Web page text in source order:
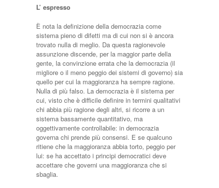
L’ espresso
È nota la definizione della democrazia come
sistema pieno di difetti ma di cui non si è ancora
trovato nulla di meglio. Da questa ragionevole
assunzione discende, per la maggior parte della
gente, la convinzione errata che la democrazia (il
migliore o il meno peggio dei sistemi di governo) sia
quello per cui la maggioranza ha sempre ragione.
Nulla di più falso. La democrazia è il sistema per
cui, visto che è difficile definire in termini qualitativi
chi abbia più ragione degli altri, si ricorre a un
sistema bassamente quantitativo, ma
oggettivamente controllabile: in democrazia
governa chi prende più consensi. E se qualcuno
ritiene che la maggioranza abbia torto, peggio per
lui: se ha accettato i principi democratici deve
accettare che governi una maggioranza che si
sbaglia.